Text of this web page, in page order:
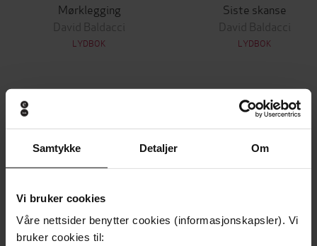
Samtykke Detaljer Om
Vi bruker cookies
Våre nettsider benytter cookies (informasjonskapsler). Vi
bruker cookies til:
Mørklegging
David Baldacci
LYDBOK
Siste skanse
David Baldacci
LYDBOK
Andre har også kjøpt
Vinner av Rivertonprisen